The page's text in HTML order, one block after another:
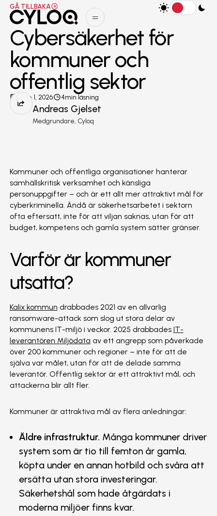
Gå tillbaka
GÅ TILLBAKA
Cybersäkerhet för
kommuner och
offentlig sektor
June 1, 2026 4min läsning
Andreas Gjelset
Medgrundare, Cyloq
Kommuner och offentliga organisationer hanterar
samhällskritisk verksamhet och känsliga
personuppgifter – och är ett allt mer attraktivt mål för
cyberkriminella. Ändå är säkerhetsarbetet i sektorn
ofta eftersatt, inte för att viljan saknas, utan för att
budget, kompetens och gamla system sätter gränser.
Varför är kommuner
utsatta?
Kalix kommun drabbades 2021 av en allvarlig
ransomware-attack som slog ut stora delar av
kommunens IT-miljö i veckor. 2025 drabbades IT-
leverantören Miljödata av ett angrepp som påverkade
över 200 kommuner och regioner – inte för att de
själva var målet, utan för att de delade samma
leverantör. Offentlig sektor är ett attraktivt mål, och
attackerna blir allt fler.
Kommuner är attraktiva mål av flera anledningar:
Äldre infrastruktur. Många kommuner driver
system som är tio till femton år gamla,
köpta under en annan hotbild och svåra att
ersätta utan stora investeringar.
Säkerhetshål som hade åtgärdats i
moderna miljöer finns kvar.